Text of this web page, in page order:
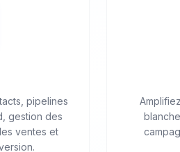
pipelines
gestion des
ventes et